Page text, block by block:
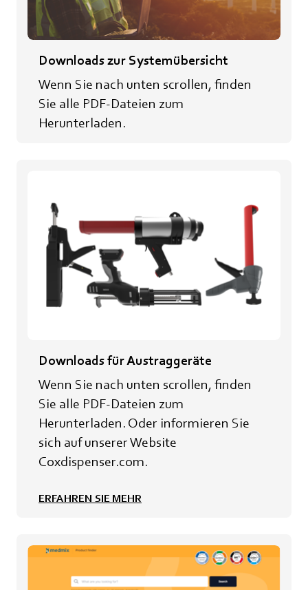
Downloads zur Systemübersicht
Wenn Sie nach unten scrollen, finden
Sie alle PDF-Dateien zum
Herunterladen.
Downloads für Austraggeräte
Wenn Sie nach unten scrollen, finden
Sie alle PDF-Dateien zum
Herunterladen. Oder informieren Sie
sich auf unserer Website
Coxdispenser.com.
ERFAHREN SIE MEHR